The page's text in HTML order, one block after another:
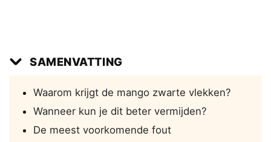
SAMENVATTING
Waarom krijgt de mango zwarte vlekken?
Wanneer kun je dit beter vermijden?
De meest voorkomende fout